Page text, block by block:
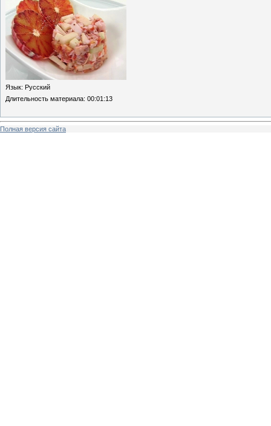
Язык: Русский
Длительность материала: 00:01:13
Полная версия сайта